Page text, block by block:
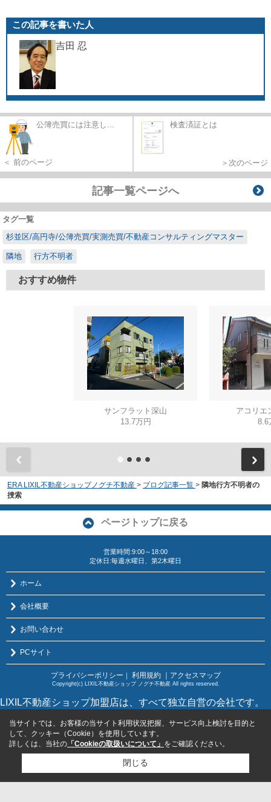
この記事を書いた人
吉田 忍
公簿売買には注意し...
＜ 前のページ
検査済証とは
＞次のページ
記事一覧ページへ
タグ一覧
杉並区/高円寺/公簿売買/実測売買/不動産コンサルティングマスター
隣地 行方不明者
おすすめ物件
サンフラット深山
13.7万円
アコリエ
8.6
ERA LIXIL不動産ショップノグチ不動産 > ブログ記事一覧 > 隣地行方不明者の
捜索
ページトップに戻る
営業時間:9:00～18:00
定休日:毎週水曜日、第2木曜日
ホーム
会社概要
お問い合わせ
PCサイト
プライバシーポリシー ｜ 利用規約 ｜アクセスマップ
Copyright(c) LIXIL不動産ショップ ノグチ不動産 All rights reserved.
LIXIL不動産ショップ加盟店は、すべて独立自営の会社です。
当サイトでは、お客様の当サイト利用状況把握、サービス向上検討を目的と
して、クッキー（Cookie）を使用しています。
詳しくは、当社の 「Cookieの取扱いについて」 をご確認ください。
閉じる